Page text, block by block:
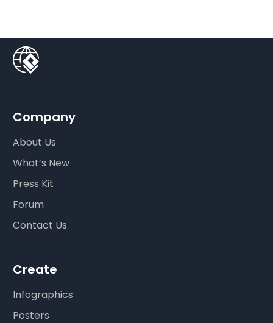
Company
About Us
What’s New
Press Kit
Forum
Contact Us
Create
Infographics
Posters